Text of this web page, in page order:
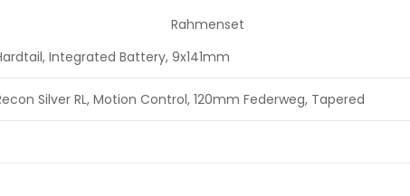
Rahmenset
Integrated Battery, 9x141mm
Silver RL, Motion Control, 120mm Federweg, Tapered